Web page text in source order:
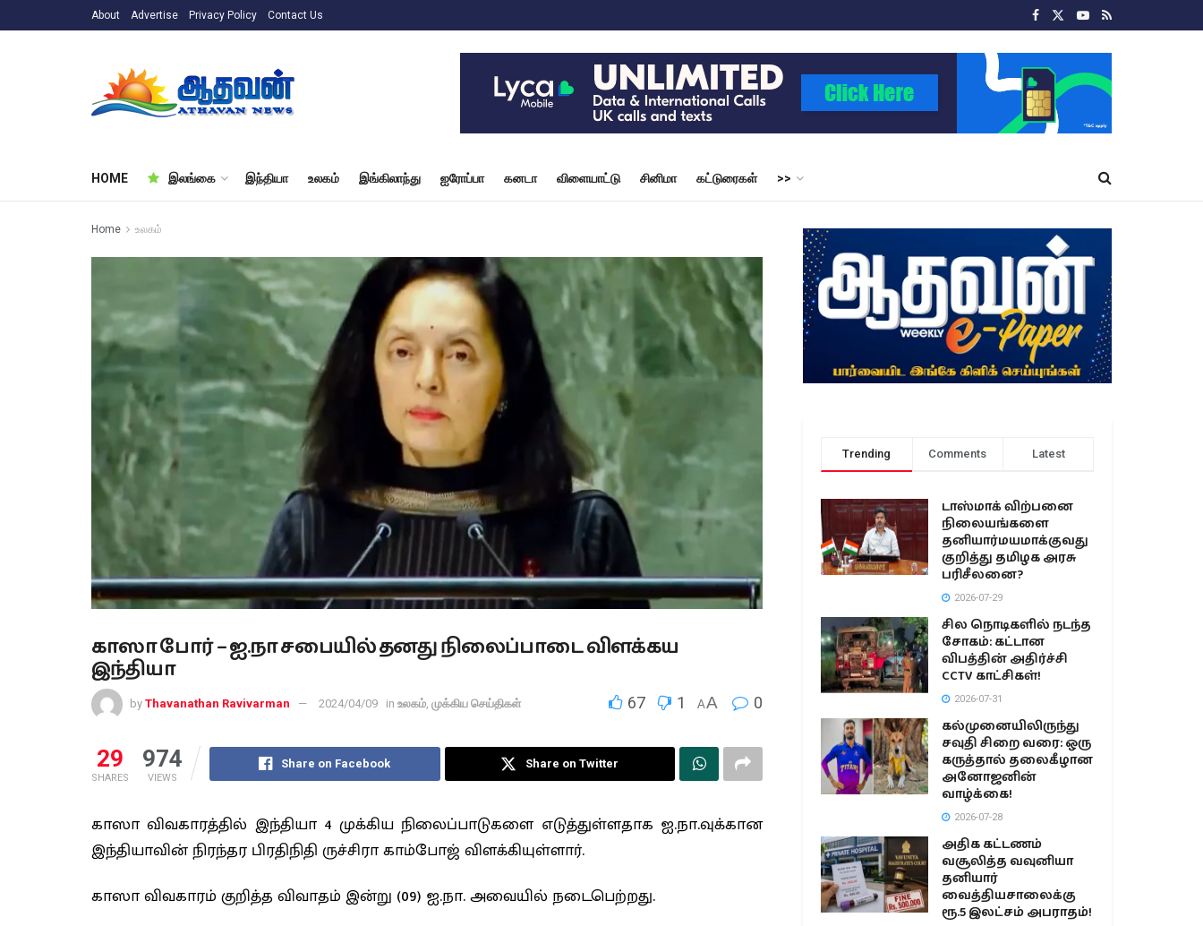
About Advertise Privacy Policy Contact Us
HOME இலங்கை இந்தியா உலகம் இங்கிலாந்து ஐரோப்பா கனடா விளையாட்டு சினிமா கட்டுரைகள் >>
Home உலகம்
காஸா போர் – ஐ.நா சபையில் தனது நிலைப்பாடை விளக்கய
இந்தியா
by Thavanathan Ravivarman 2024/04/09 in உலகம் முக்கிய செய்திகள் 67 1 AA 0
29
SHARES
974
VIEWS
Share on Facebook Share on Twitter
காஸா விவகாரத்தில் இந்தியா 4 முக்கிய நிலைப்பாடுகளை எடுத்துள்ளதாக ஐ.நா.வுக்கான
இந்தியாவின் நிரந்தர பிரதிநிதி ருச்சிரா காம்போஜ் விளக்கியுள்ளார்.
காஸா விவகாரம் குறித்த விவாதம் இன்று (09) ஐ.நா. அவையில் நடைபெற்றது.
Trending Comments Latest
டாஸ்மாக் விற்பனை
நிலையங்களை
தனியார்மயமாக்குவது
குறித்து தமிழக அரசு
பரிசீலனை?
2026-07-29
சில நொடிகளில் நடந்த
சோகம்: கட்டான
விபத்தின் அதிர்ச்சி
CCTV காட்சிகள்!
2026-07-31
கல்முனையிலிருந்து
சவுதி சிறை வரை: ஒரு
கருத்தால் தலைகீழான
அனோஜனின்
வாழ்க்கை!
2026-07-28
அதிக கட்டணம்
வசூலித்த வவுனியா
தனியார்
வைத்தியசாலைக்கு
ரூ.5 இலட்சம் அபராதம்!